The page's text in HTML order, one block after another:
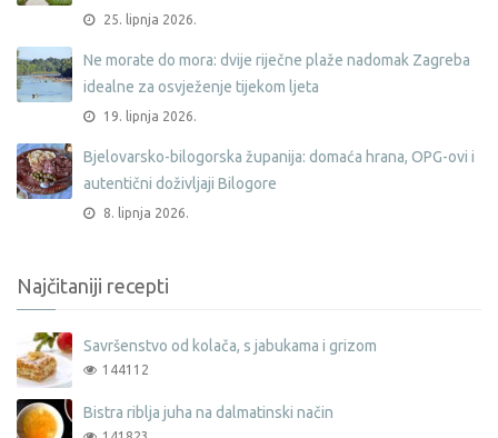
25. lipnja 2026.
Ne morate do mora: dvije riječne plaže nadomak Zagreba
idealne za osvježenje tijekom ljeta
19. lipnja 2026.
Bjelovarsko-bilogorska županija: domaća hrana, OPG-ovi i
autentični doživljaji Bilogore
8. lipnja 2026.
Najčitaniji recepti
Savršenstvo od kolača, s jabukama i grizom
144112
Bistra riblja juha na dalmatinski način